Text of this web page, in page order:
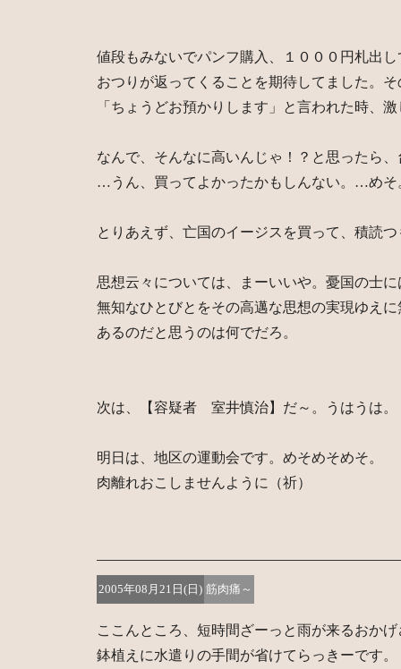
値段もみないでパンフ購入、１０００円札出
おつりが返ってくることを期待してました。
「ちょうどお預かりします」と言われた時、
なんで、そんなに高いんじゃ！？と思ったら
…うん、買ってよかったかもしんない。…めそ
とりあえず、亡国のイージスを買って、積読
思想云々については、まーいいや。憂国の士
無知なひとびとをその高邁な思想の実現ゆえ
あるのだと思うのは何でだろ。
次は、【容疑者 室井慎治】だ～。うはうは。
明日は、地区の運動会です。めそめそめそ。
肉離れおこしませんように（祈）
2005年08月21日(日) 筋肉痛～
ここんところ、短時間ざーっと雨が来るおかげ
鉢植えに水遣りの手間が省けてらっきーです。